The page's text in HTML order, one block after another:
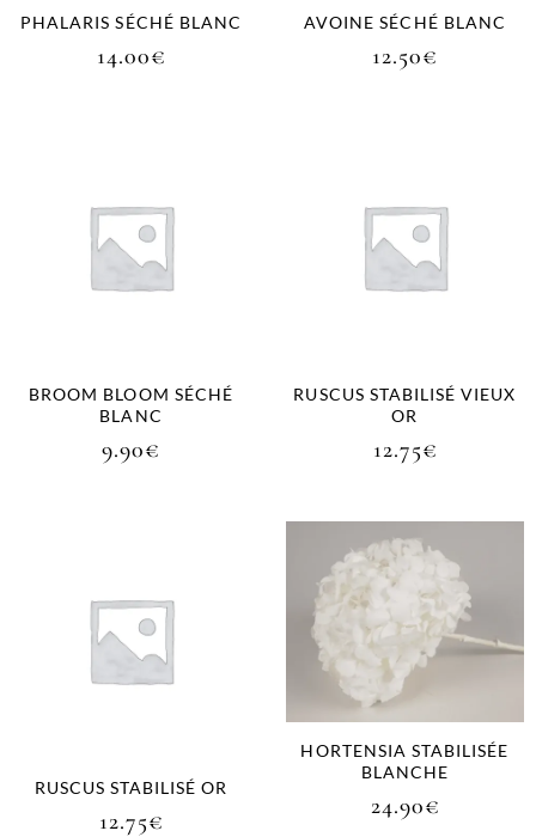
PHALARIS SÉCHÉ BLANC
14.00€
AVOINE SÉCHÉ BLANC
12.50€
BROOM BLOOM SÉCHÉ
BLANC
9.90€
RUSCUS STABILISÉ VIEUX
OR
12.75€
RUSCUS STABILISÉ OR
12.75€
HORTENSIA STABILISÉE
BLANCHE
24.90€